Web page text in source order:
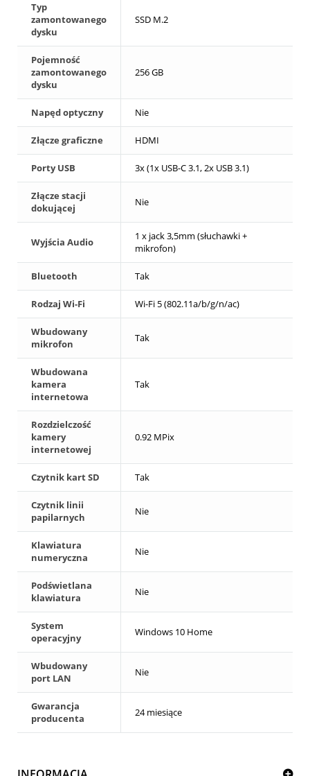
Typ
zamontowanego
dysku
SSD M.2
Pojemność
zamontowanego
dysku
256 GB
Napęd optyczny Nie
Złącze graficzne HDMI
Porty USB 3x (1x USB-C 3.1, 2x USB 3.1)
Złącze stacji
dokującej
Nie
Wyjścia Audio
1 x jack 3,5mm (słuchawki +
mikrofon)
Bluetooth Tak
Rodzaj Wi-Fi Wi-Fi 5 (802.11a/b/g/n/ac)
Wbudowany
mikrofon
Tak
Wbudowana
kamera
internetowa
Tak
Rozdzielczość
kamery
internetowej
0.92 MPix
Czytnik kart SD Tak
Czytnik linii
papilarnych
Nie
Klawiatura
numeryczna
Nie
Podświetlana
klawiatura
Nie
System
operacyjny
Windows 10 Home
Wbudowany
port LAN
Nie
Gwarancja
producenta
24 miesiące